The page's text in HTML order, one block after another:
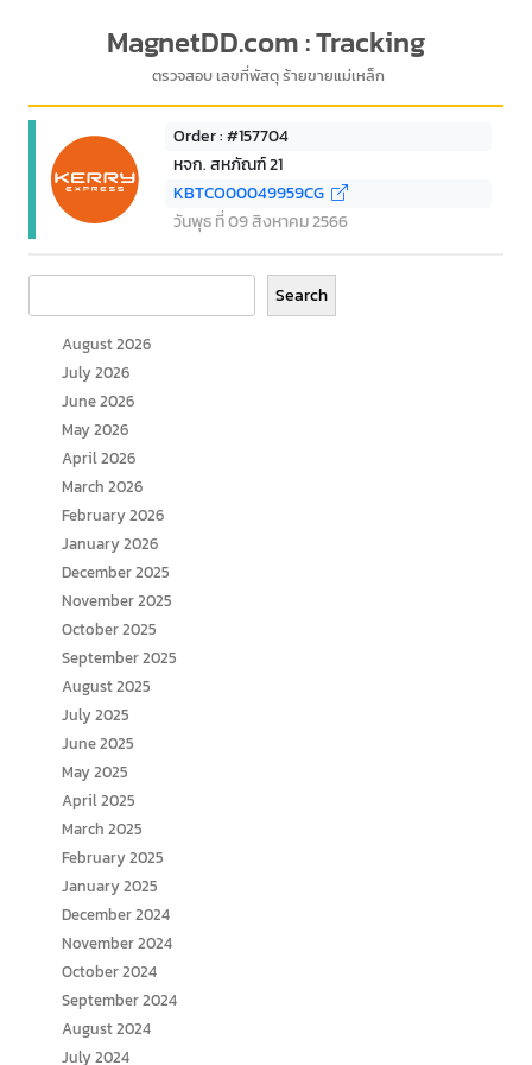
MagnetDD.com : Tracking
ตรวจสอบ เลขที่พัสดุ ร้ายขายแม่เหล็ก
Order : #157704
หจก. สหภัณฑ์ 21
KBTCO00049959CG
วันพุธ ที่ 09 สิงหาคม 2566
Search
August 2026
July 2026
June 2026
May 2026
April 2026
March 2026
February 2026
January 2026
December 2025
November 2025
October 2025
September 2025
August 2025
July 2025
June 2025
May 2025
April 2025
March 2025
February 2025
January 2025
December 2024
November 2024
October 2024
September 2024
August 2024
July 2024